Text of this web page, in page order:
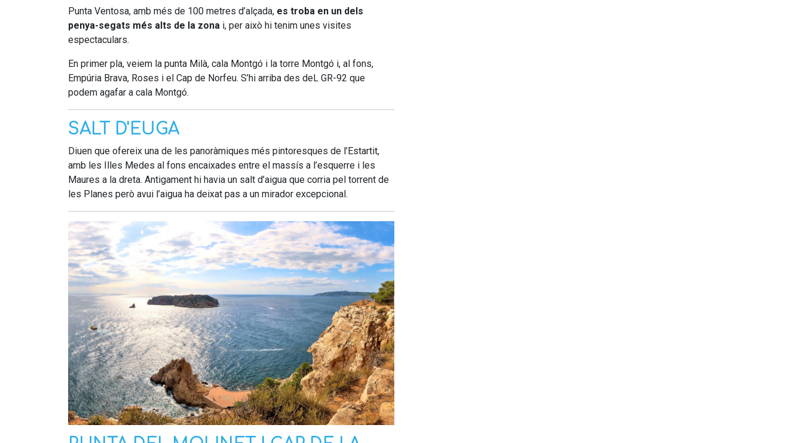
Punta Ventosa, amb més de 100 metres d’alçada, es troba en un dels
penya-segats més alts de la zona i, per això hi tenim unes visites
espectaculars.
En primer pla, veiem la punta Milà, cala Montgó i la torre Montgó i, al fons,
Empúria Brava, Roses i el Cap de Norfeu. S’hi arriba des deL GR-92 que
podem agafar a cala Montgó.
SALT D'EUGA
Diuen que ofereix una de les panoràmiques més pintoresques de l’Estartit,
amb les Illes Medes al fons encaixades entre el massís a l’esquerre i les
Maures a la dreta. Antigament hi havia un salt d’aigua que corria pel torrent de
les Planes però avui l’aigua ha deixat pas a un mirador excepcional.